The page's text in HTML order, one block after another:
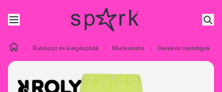
Ruházat és kiegészítők Munkaruha Derekas nadrágok